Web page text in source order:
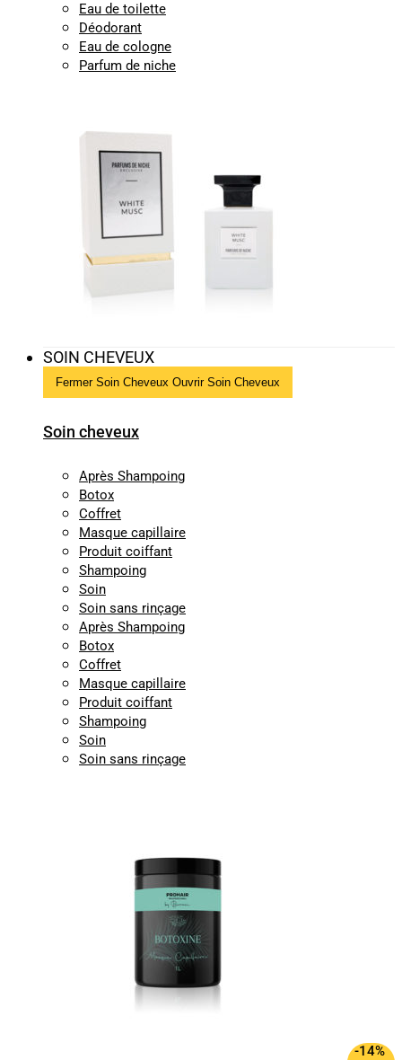
Eau de toilette
Déodorant
Eau de cologne
Parfum de niche
SOIN CHEVEUX
Fermer Soin Cheveux Ouvrir Soin Cheveux
Soin cheveux
Après Shampoing
Botox
Coffret
Masque capillaire
Produit coiffant
Shampoing
Soin
Soin sans rinçage
Après Shampoing
Botox
Coffret
Masque capillaire
Produit coiffant
Shampoing
Soin
Soin sans rinçage
-14%